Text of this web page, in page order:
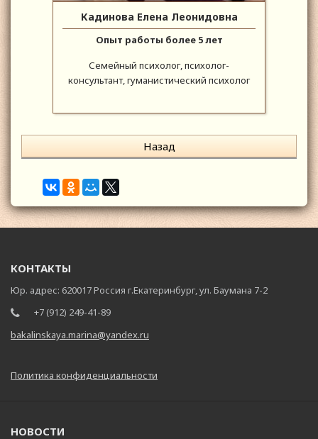
Кадинова Елена Леонидовна
Опыт работы более 5 лет
Семейный психолог, психолог-
консультант, гуманистический психолог
Назад
КОНТАКТЫ
Юр. адрес: 620017 Россия г.Екатеринбург, ул. Баумана 7-2
+7 (912) 249-41-89
bakalinskaya.marina@yandex.ru
Политика конфиденциальности
НОВОСТИ